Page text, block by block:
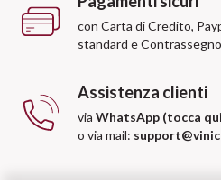
con Carta di Credito,
standard e
Assistenza clienti
via WhatsApp (tocca
o via mail: